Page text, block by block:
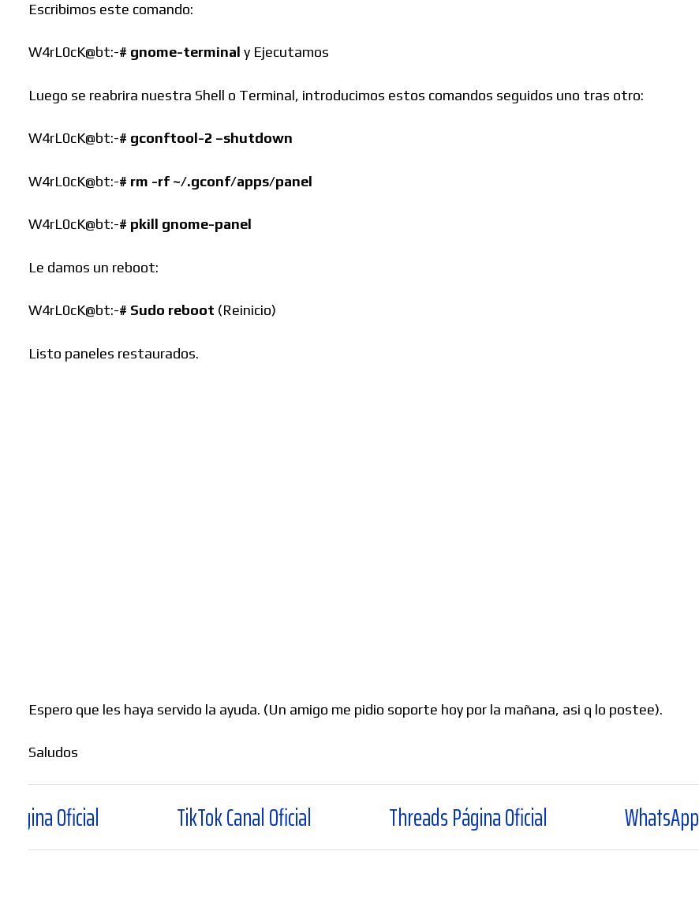
Escribimos este comando:
W4rL0cK@bt:-# gnome-terminal y Ejecutamos
Luego se reabrira nuestra Shell o Terminal, introducimos estos comandos seguidos uno tras otro:
W4rL0cK@bt:-# gconftool-2 –shutdown
W4rL0cK@bt:-# rm -rf ~/.gconf/apps/panel
W4rL0cK@bt:-# pkill gnome-panel
Le damos un reboot:
W4rL0cK@bt:-# Sudo reboot (Reinicio)
Listo paneles restaurados.
Espero que les haya servido la ayuda. (Un amigo me pidio soporte hoy por la mañana, asi q lo postee).
Saludos
TikTok Canal Oficial Threads Página Oficial WhatsApp Canal Oficial